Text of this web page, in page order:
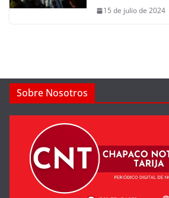
15 de julio de 2024
Sobre Nosotros